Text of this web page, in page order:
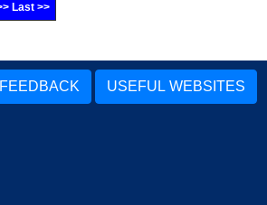
Last >>
FEEDBACK USEFUL WEBSITES